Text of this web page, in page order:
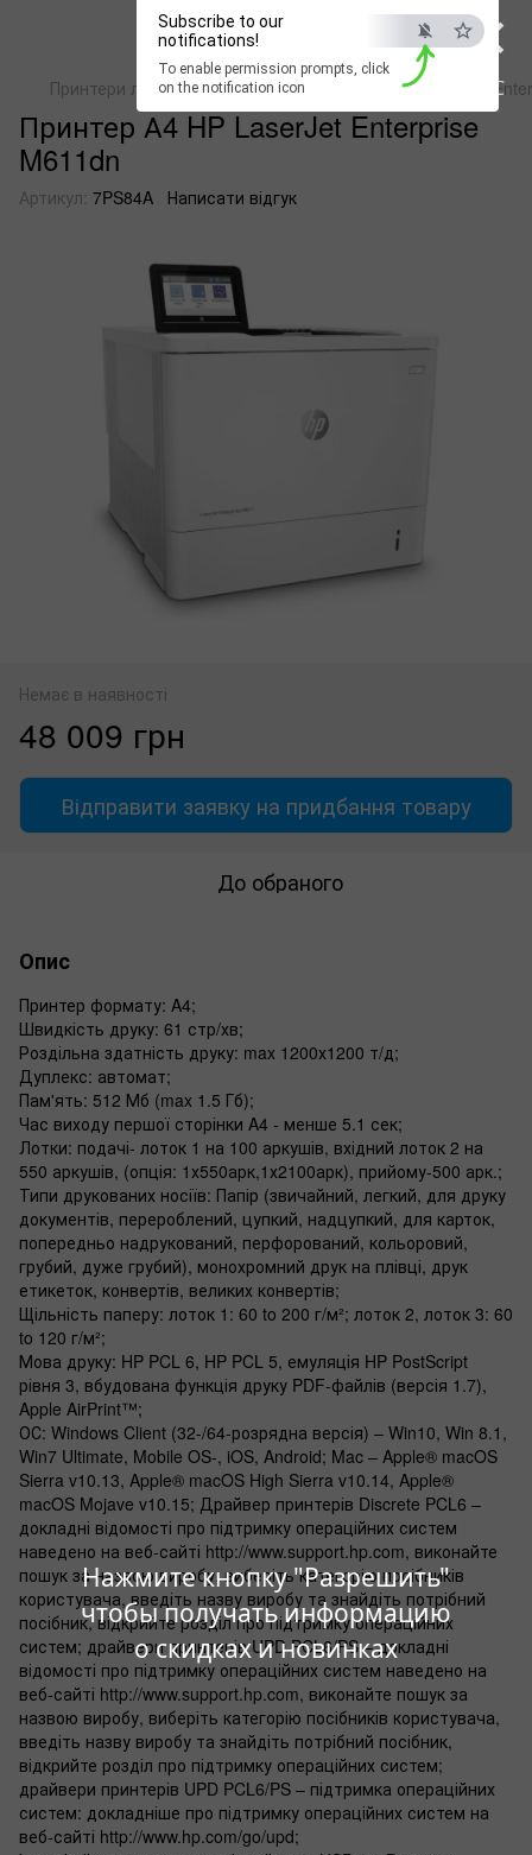
×
ESC
Нажмите кнопку "Разрешить"
чтобы получать информацию
о скидках и новинках
Subscribe to our
notifications!
To enable permission prompts, click
on the notification icon
Принтери лазерні монохромні Принтер А4 HP LaserJet
Принтер А4 HP LaserJet Enterprise
M611dn
Артикул: 7PS84A Написати відгук
Немає в наявності
48 009 грн
Відправити заявку на придбання товару
До обраного
Опис
Принтер формату: A4;
Швидкість друку: 61 стр/хв;
Роздільна здатність друку: max 1200х1200 т/д;
Дуплекс: автомат;
Пам'ять: 512 Мб (max 1.5 Гб);
Час виходу першої сторінки A4 - менше 5.1 сек;
Лотки: подачі- лоток 1 на 100 аркушів, вхідний лоток 2 на
550 аркушів, (опція: 1х550арк,1х2100арк), прийому-500 арк.;
Типи друкованих носіїв: Папір (звичайний, легкий, для друку
документів, перероблений, цупкий, надцупкий, для карток,
попередньо надрукований, перфорований, кольоровий,
грубий, дуже грубий), монохромний друк на плівці, друк
етикеток, конвертів, великих конвертів;
Щільність паперу: лоток 1: 60 to 200 г/м²; лоток 2, лоток 3: 60
to 120 г/м²;
Мова друку: HP PCL 6, HP PCL 5, емуляція HP PostScript
рівня 3, вбудована функція друку PDF-файлів (версія 1.7),
Apple AirPrint™;
ОС: Windows Client (32-/64-розрядна версія) – Win10, Win 8.1,
Win7 Ultimate, Mobile OS-, iOS, Android; Mac – Apple® macOS
Sierra v10.13, Apple® macOS High Sierra v10.14, Apple®
macOS Mojave v10.15; Драйвер принтерів Discrete PCL6 –
докладні відомості про підтримку операційних систем
наведено на веб-сайті http://www.support.hp.com, виконайте
пошук за назвою виробу, виберіть категорію посібників
користувача, введіть назву виробу та знайдіть потрібний
посібник, відкрийте розділ про підтримку операційних
систем; драйвери принтерів UPD PCL6/PS – докладні
відомості про підтримку операційних систем наведено на
веб-сайті http://www.support.hp.com, виконайте пошук за
назвою виробу, виберіть категорію посібників користувача,
введіть назву виробу та знайдіть потрібний посібник,
відкрийте розділ про підтримку операційних систем;
драйвери принтерів UPD PCL6/PS – підтримка операційних
систем: докладніше про підтримку операційних систем на
веб-сайті http://www.hp.com/go/upd;